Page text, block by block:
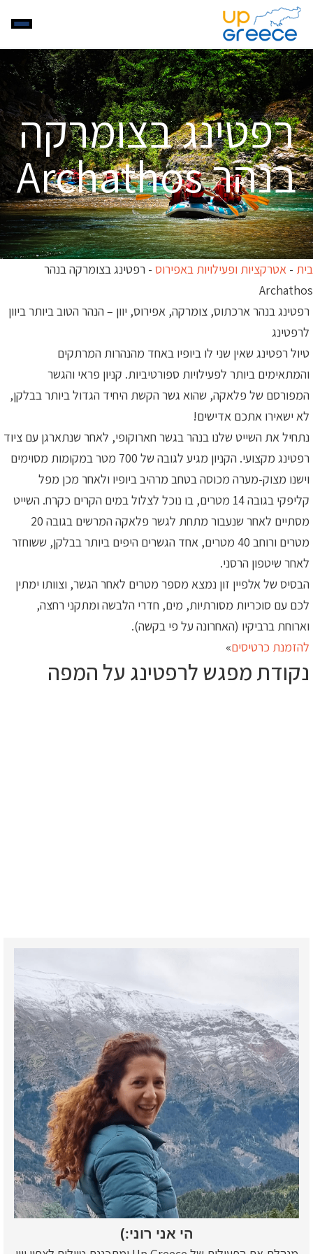
רפטינג בצומרקה
בנהר Archathos
בית - אטרקציות ופעילויות באפירוס - רפטינג בצומרקה בנהר
Archathos
רפטינג בנהר ארכתוס, צומרקה, אפירוס, יוון – הנהר הטוב ביותר ביוון
לרפטינג
טיול רפטינג שאין שני לו ביופיו באחד מהנהרות המרתקים
והמתאימים ביותר לפעילויות ספורטיביות. קניון פראי והגשר
המפורסם של פלאקה, שהוא גשר הקשת היחיד הגדול ביותר בבלקן,
לא ישאירו אתכם אדישים!
נתחיל את השייט שלנו בנהר בגשר חארוקופי, לאחר שנתארגן עם ציוד
רפטינג מקצועי. הקניון מגיע לגובה של 700 מטר במקומות מסוימים
וישנו מצוק-מערה מכוסה בטחב מרהיב ביופיו ולאחר מכן מפל
קליפקי בגובה 14 מטרים, בו נוכל לצלול במים הקרים כקרח. השייט
מסתיים לאחר שנעבור מתחת לגשר פלאקה המרשים בגובה 20
מטרים ורוחב 40 מטרים, אחד הגשרים היפים ביותר בבלקן, ששוחזר
לאחר שיטפון הרסני.
הבסיס של אלפיין זון נמצא מספר מטרים לאחר הגשר, וצוותו ימתין
לכם עם סוכריות מסורתיות, מים, חדרי הלבשה ומתקני רחצה,
וארוחת ברביקיו (האחרונה על פי בקשה).
להזמנת כרטיסים»
נקודת מפגש לרפטינג על המפה
הי אני רוני:)